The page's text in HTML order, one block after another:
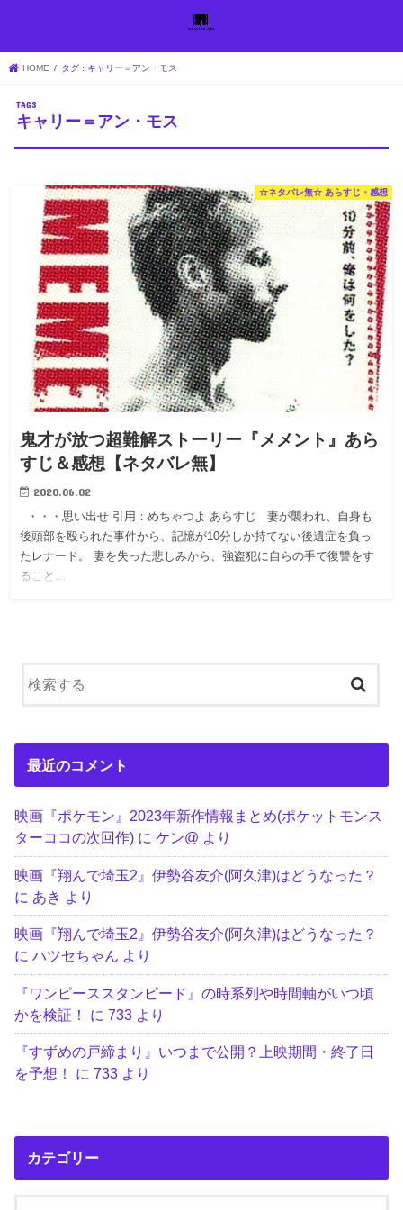
HOME タグ : キャリー＝アン・モス
キャリー＝アン・モス
☆ネタバレ無☆ あらすじ・感想
鬼才が放つ超難解ストーリー『メメント』あら
すじ＆感想【ネタバレ無】
2020.06.02
・・・思い出せ 引用：めちゃつよ あらすじ 妻が襲われ、自身も
後頭部を殴られた事件から、記憶が10分しか持てない後遺症を負っ
たレナード。 妻を失った悲しみから、強盗犯に自らの手で復讐をす
ること…
最近のコメント
映画『ポケモン』2023年新作情報まとめ(ポケットモンス
ターココの次回作) にケン@ より
映画『翔んで埼玉2』伊勢谷友介(阿久津)はどうなった？
に あき より
映画『翔んで埼玉2』伊勢谷友介(阿久津)はどうなった？
にハツセちゃん より
『ワンピーススタンピード』の時系列や時間軸がいつ頃
かを検証！
に733 より
『すずめの戸締まり』いつまで公開？上映期間・終了日
を予想！
に733 より
カテゴリー